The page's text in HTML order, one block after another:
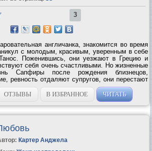
3
англичанка, знакомится во время
с молодым, красивым, уверенным в себе
Поженившись, они уезжают в Грецию и
себя очень счастливыми. Но жизненные
Сапфиры после рождения близнецов,
ревность отдаляют супругов, они перестают
– и дело доходит до развода. Но в конце
ОТЗЫВЫ В ИЗБРАННОЕ ЧИТАТЬ
Картер Анджела